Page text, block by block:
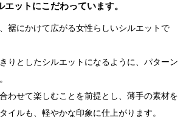
ットにこだわっています。
裾にかけて広がる女性らしいシルエットで
りとしたシルエットになるように、パターン
わせて楽しむことを前提とし、薄手の素材を
イルも、軽やかな印象に仕上がります。